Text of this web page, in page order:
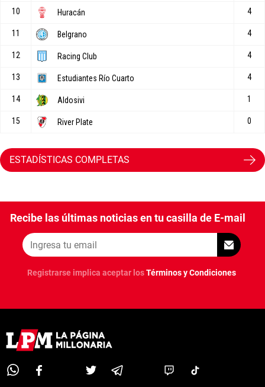
ESTADÍSTICAS COMPLETAS
Recibe las últimas noticias en tu casilla de E-mail
Registrarse implica aceptar losTérminos y Condiciones